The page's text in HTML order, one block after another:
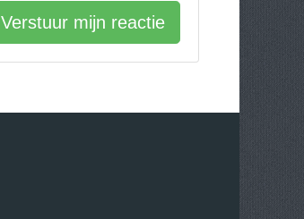
Verstuur mijn reactie